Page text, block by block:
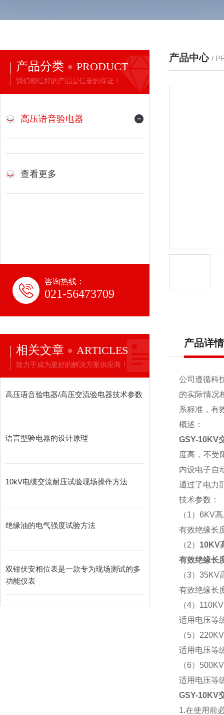
产品分类 PRODUCT
我们相信好的产品是信誉的保证！
高压语音验电器
查看更多
咨询热线：
021-56473709
相关文章 ARTICLES
致力于成为更好的解决方案供应商！
高压语音验电器/高压交流验电器技术参数
语言型验电器的设计原理
10kV电缆交流耐压试验现场操作方法
绝缘油的电气强度试验方法
双钳伏安相位表是一款专为现场测试的多
功能仪表
产品中心 /
产品详情
公司遵循科
的实际情况
系标准，有
概述：
GSY-10KV
度高，不受
内设电子自
通过了电力
技术参数：
（1）6KV
有效绝缘长
（2） 10KV
有效绝缘长
（3）35KV
有效绝缘长
（4）
适用电压等
（5）
适用电压等
（6）
适用电压等
GSY-10KV
1.在使用前